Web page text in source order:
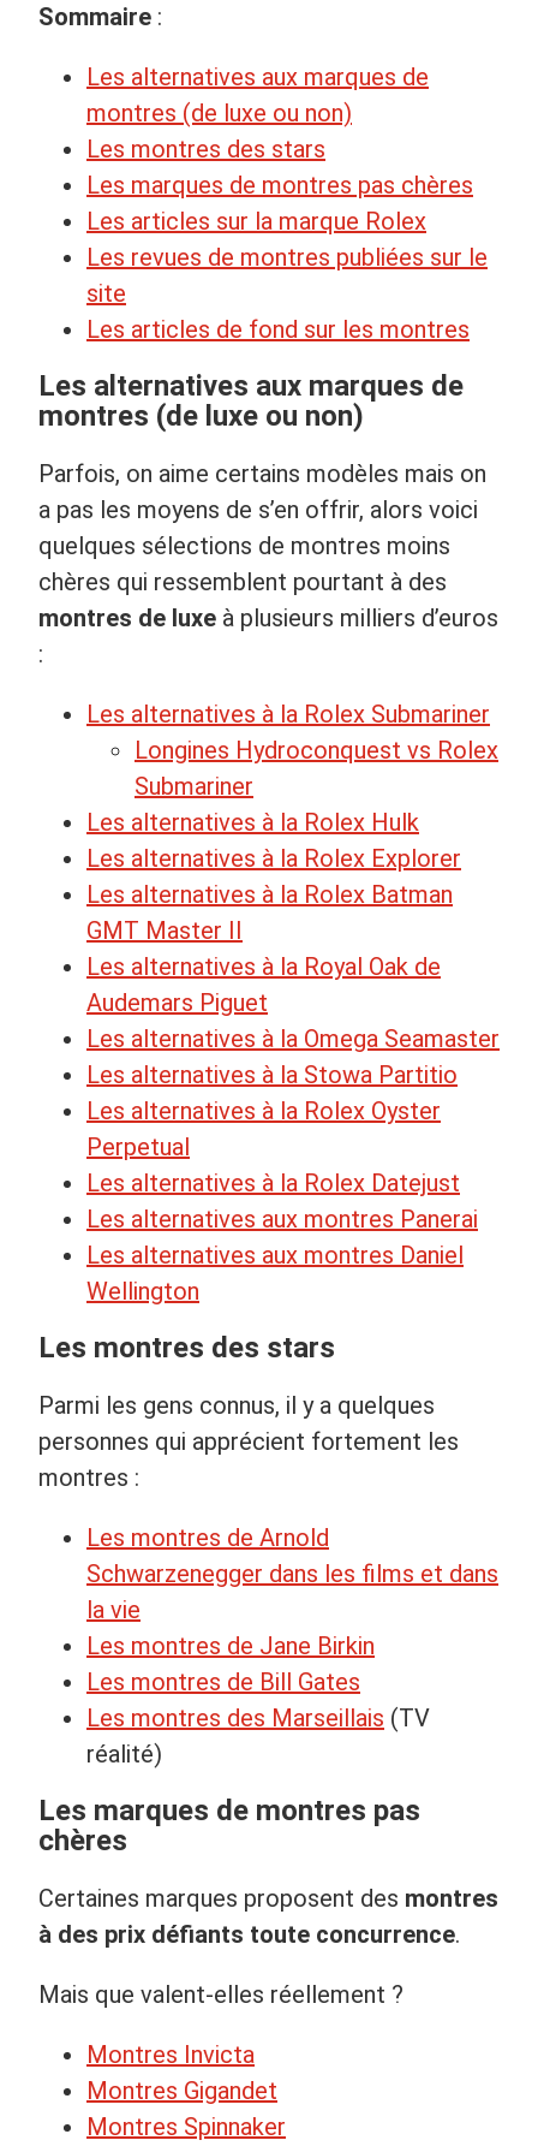
Sommaire :
Les alternatives aux marques de
montres (de luxe ou non)
Les montres des stars
Les marques de montres pas chères
Les articles sur la marque Rolex
Les revues de montres publiées sur le
site
Les articles de fond sur les montres
Les alternatives aux marques de
montres (de luxe ou non)
Parfois, on aime certains modèles mais on
a pas les moyens de s’en offrir, alors voici
quelques sélections de montres moins
chères qui ressemblent pourtant à des
montres de luxe à plusieurs milliers d’euros
:
Les alternatives à la Rolex Submariner
Longines Hydroconquest vs Rolex
Submariner
Les alternatives à la Rolex Hulk
Les alternatives à la Rolex Explorer
Les alternatives à la Rolex Batman
GMT Master II
Les alternatives à la Royal Oak de
Audemars Piguet
Les alternatives à la Omega Seamaster
Les alternatives à la Stowa Partitio
Les alternatives à la Rolex Oyster
Perpetual
Les alternatives à la Rolex Datejust
Les alternatives aux montres Panerai
Les alternatives aux montres Daniel
Wellington
Les montres des stars
Parmi les gens connus, il y a quelques
personnes qui apprécient fortement les
montres :
Les montres de Arnold
Schwarzenegger dans les films et dans
la vie
Les montres de Jane Birkin
Les montres de Bill Gates
Les montres des Marseillais (TV
réalité)
Les marques de montres pas
chères
Certaines marques proposent des montres
à des prix défiants toute concurrence.
Mais que valent-elles réellement ?
Montres Invicta
Montres Gigandet
Montres Spinnaker